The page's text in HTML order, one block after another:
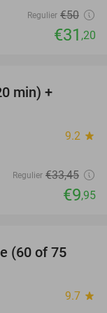
Regulier €50
€31 ,20
min) +
9.2 star
Regulier €33,45
€9,95
52%
(60 of 75
9.7 star